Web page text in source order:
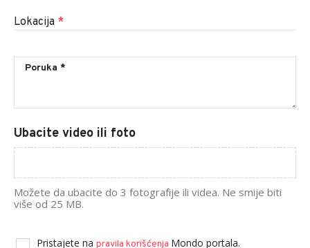
Lokacija *
Ubacite video ili foto
Možete da ubacite do 3 fotografije ili videa. Ne smije biti
više od 25 MB.
Pristajete na pravila korišćenja Mondo portala.